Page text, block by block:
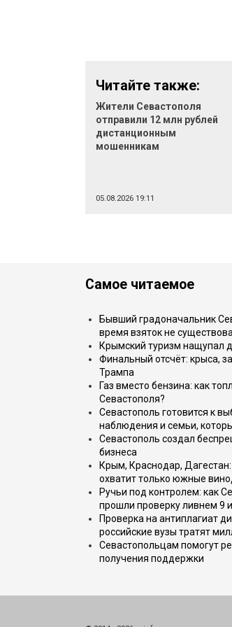
Читайте также:
Жители Севастополя
отправили 12 млн рублей
дистанционным
мошенникам
05.08.2026 19:11
Самое читаемое
Бывший градоначальник
время взяток не
Крымский туризм нащупал
Финальный отсчёт: крыса,
Трампа
Газ вместо бензина: как
Севастополя?
Севастополь готовится к
наблюдения и семьи,
Севастополь создал
бизнеса
Крым, Краснодар,
охватит только южные
Ручьи под контролем: как
прошли проверку ливнем 9
Проверка на антиплагиат
российские вузы тратят
Севастопольцам помогут
получения поддержки